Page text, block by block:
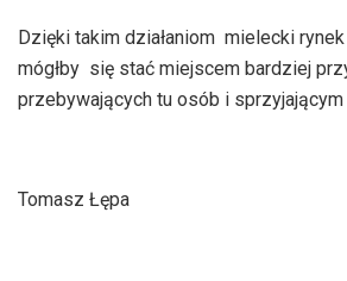
Dzięki takim działaniom mielecki
mógłby się stać miejscem bardziej
przebywających tu osób i
Tomasz Łępa